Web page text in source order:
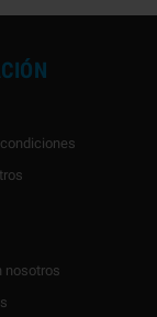
nosotros